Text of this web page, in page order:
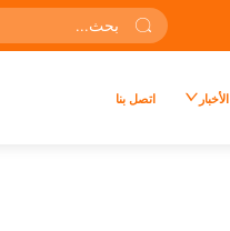
الأخبار اتصل بنا